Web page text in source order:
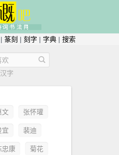
| 篆刻 | 刻字 | 字典 | 搜索
字
文 张怀瓘
宜 裴迪
忠康 菊花